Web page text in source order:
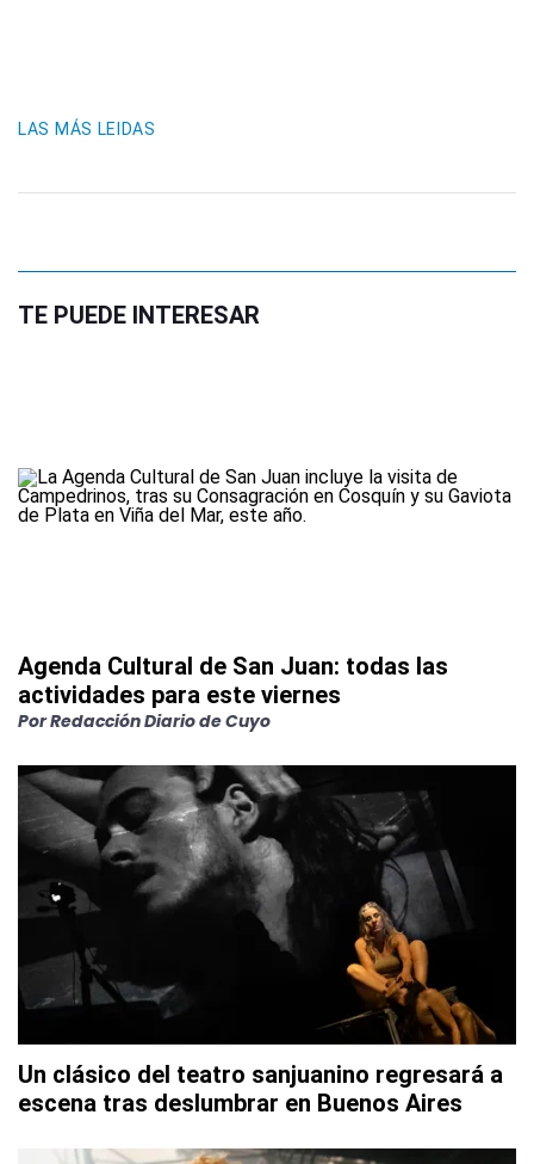
LAS MÁS LEIDAS
TE PUEDE INTERESAR
Agenda Cultural de San Juan: todas las
actividades para este viernes
PorRedacción Diario de Cuyo
Un clásico del teatro sanjuanino regresará a
escena tras deslumbrar en Buenos Aires